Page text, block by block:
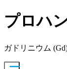
プロハ
ガドリニウム